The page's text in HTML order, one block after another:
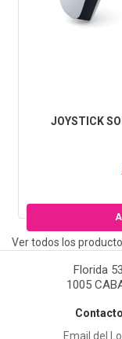
JOYSTICK
Ver todos los
Florida
1005
Contacto
Email del